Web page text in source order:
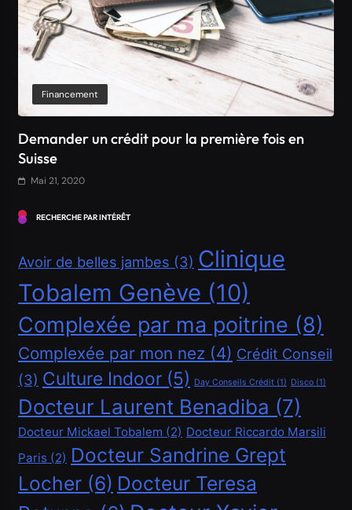
Financement
Comment obtenir un crédit Bancaire en Suisse ?
Mai 21, 2020
Financement
Demander un crédit de 20000 CHF
Mai 21, 2020
RECHERCHE PAR INTÉRÊT
Avoir de belles jambes (3) Clinique
Tobalem Genève (10)
Complexée par ma poitrine (8)
Complexée par mon nez (4) Crédit Conseil
(3) Culture Indoor (5) Day Conseils Crédit (1) Disco (1)
Docteur Laurent Benadiba (7)
Docteur Mickael Tobalem (2) Docteur Riccardo Marsili
Paris (2) Docteur Sandrine Grept
Locher (6) Docteur Teresa